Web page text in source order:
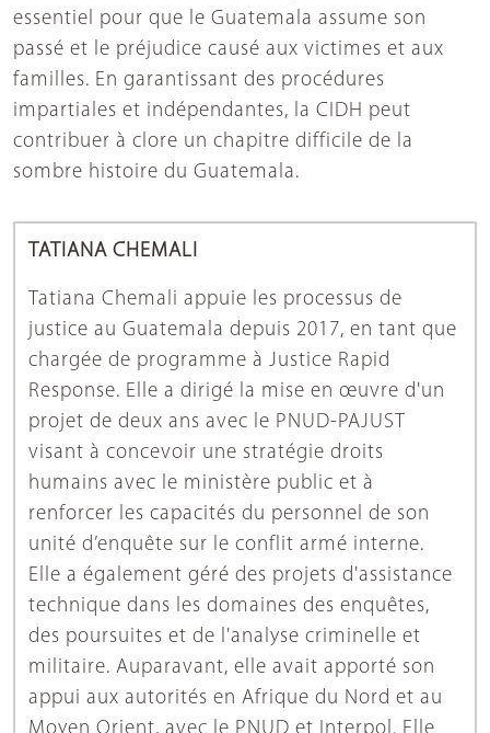
essentiel pour que le Guatemala assume son
passé et le préjudice causé aux victimes et aux
familles. En garantissant des procédures
impartiales et indépendantes, la CIDH peut
contribuer à clore un chapitre difficile de la
sombre histoire du Guatemala.
TATIANA CHEMALI
Tatiana Chemali appuie les processus de
justice au Guatemala depuis 2017, en tant que
chargée de programme à Justice Rapid
Response. Elle a dirigé la mise en œuvre d'un
projet de deux ans avec le PNUD-PAJUST
visant à concevoir une stratégie droits
humains avec le ministère public et à
renforcer les capacités du personnel de son
unité d’enquête sur le conflit armé interne.
Elle a également géré des projets d'assistance
technique dans les domaines des enquêtes,
des poursuites et de l'analyse criminelle et
militaire. Auparavant, elle avait apporté son
appui aux autorités en Afrique du Nord et au
Moyen Orient, avec le PNUD et Interpol. Elle